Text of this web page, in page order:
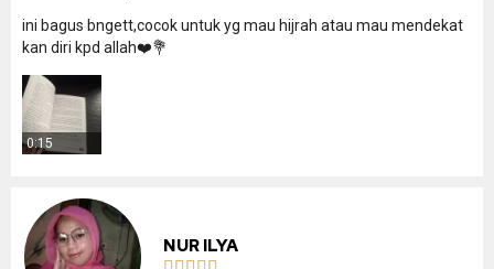
ini bagus bngett,cocok untuk yg mau hijrah atau mau mendekat
kan diri kpd allah❤️💐
0:15
NUR ILYA